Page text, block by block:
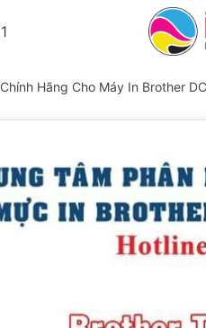
Hãng Cho Máy In Brother